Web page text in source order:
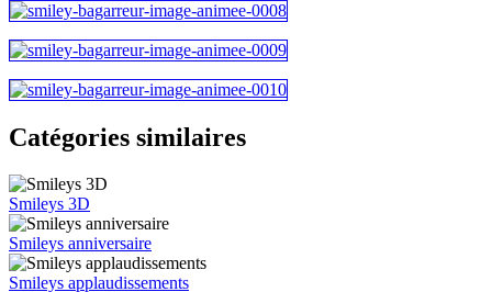
Catégories similaires
Smileys 3D
Smileys anniversaire
Smileys applaudissements